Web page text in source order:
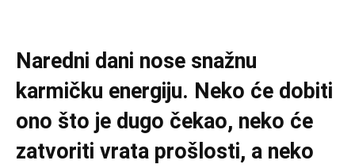
Naredni dani nose snažnu
karmičku energiju. Neko će dobiti
ono što je dugo čekao, neko će
zatvoriti vrata prošlosti, a neko